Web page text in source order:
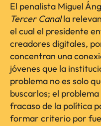
El penalista Miguel
Tercer Canalla
el cual el presidente
creadores digitales,
concentran una
jóvenes que la
problema no es solo
buscarlos; el
fracaso de la política
formar criterio por